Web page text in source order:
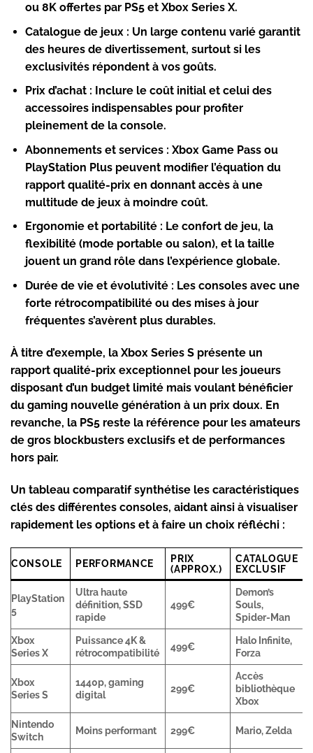
ou 8K offertes par PS5 et Xbox Series X.
Catalogue de jeux: Un large contenu varié garantit
des heures de divertissement, surtout si les
exclusivités répondent à vos goûts.
Prix d’achat: Inclure le coût initial et celui des
accessoires indispensables pour profiter
pleinement de la console.
Abonnements et services: Xbox Game Pass ou
PlayStation Plus peuvent modifier l’équation du
rapport qualité-prix en donnant accès à une
multitude de jeux à moindre coût.
Ergonomie et portabilité: Le confort de jeu, la
flexibilité (mode portable ou salon), et la taille
jouent un grand rôle dans l’expérience globale.
Durée de vie et évolutivité: Les consoles avec une
forte rétrocompatibilité ou des mises à jour
fréquentes s’avèrent plus durables.
À titre d’exemple, la Xbox Series S présente un
rapport qualité-prix exceptionnel pour les joueurs
disposant d’un budget limité mais voulant bénéficier
du gaming nouvelle génération à un prix doux. En
revanche, la PS5 reste la référence pour les amateurs
de gros blockbusters exclusifs et de performances
hors pair.
Un tableau comparatif synthétise les caractéristiques
clés des différentes consoles, aidant ainsi à visualiser
rapidement les options et à faire un choix réfléchi :
CONSOLE PERFORMANCE
PRIX
(APPROX.)
CATALOGUE
EXCLUSIF
PlayStation
5
Ultra haute
définition, SSD
rapide
499€
Demon’s
Souls,
Spider-Man
Xbox
Series X
Puissance 4K &
rétrocompatibilité
499€
Halo Infinite,
Forza
Xbox
Series S
1440p, gaming
digital
299€
Accès
bibliothèque
Xbox
Nintendo
Switch
Moins performant 299€ Mario, Zelda